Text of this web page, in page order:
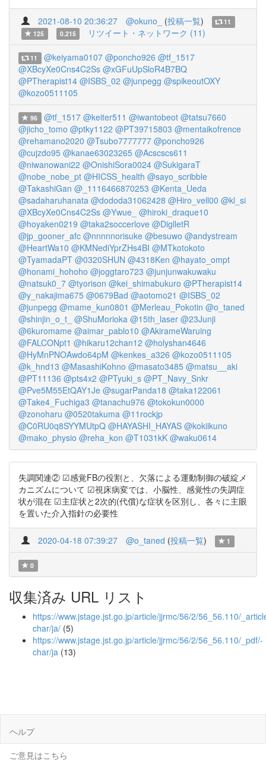
2021-08-10 20:36:27 @okuno_ (投稿一覧)
11
125
0.215 リツイート・ネットワーク (11)
11 @keiyama0107 @poncho926 @tf_1517
@XBcyXe0Cns4C2Ss @xGFuUpSloR4B7BQ
@PTherapist14 @ISBS_02 @junpegg @spikeoutOXY
@kozo0511105
96 @tf_1517 @keiter511 @iwantobeot @tatsu7660
@jicho_tomo @ptky1122 @PT39715803 @mentaikofrence
@rehamano2020 @Tsubo7777777 @poncho926
@cujzdo95 @kanae63023265 @Acscscs611
@niwanowani22 @OnishiSora0024 @SukigaraT
@nobe_nobe_pt @HICSS_health @sayo_scribble
@TakashiGan @_1116466870253 @Kenta_Ueda
@sadaharuhanata @dododa31062428 @Hiro_vell00 @kl_si
@XBcyXe0Cns4C2Ss @Ywue_ @hiroki_draque10
@hoyaken0219 @taka2soccerlove @DiglletR
@jp_gooner_afc @nnnnnorisuke @besuwo @andystream
@HeartWa10 @KMNediYprZHs4BI @MTkotokoto
@TyamadaPT @0320SHUN @4318Ken @hayato_ompt
@honami_hohoho @joggtaro723 @junjunwakuwaku
@natsuk0_7 @tyorison @kei_shimabukuro @PTherapist14
@y_nakajima675 @0679Bad @aotomo21 @ISBS_02
@junpegg @mame_kun0801 @Merleau_Pokotin @o_taned
@shinjin_o_t_ @ShuMorioka @15th_laser @23Junji
@6kuromame @aimar_pablo10 @AkirameWaruing
@FALCONpt1 @hikaru12chan12 @holyshan4646
@HyMnPNOAwdo64pM @kenkes_a326 @kozo0511105
@k_hnd13 @MasashiKohno @masato3485 @matsu__aki
@PT11136 @pts4x2 @PTyuki_s @PT_Navy_Snkr
@Pve5M55EtQAY1Je @sugarPanda18 @taka122061
@Take4_Fuchiga3 @tanachu976 @tokokun0000
@zonoharu @0520takuma @11rockjp
@C0RU0q8SYYMUtpQ @HAYASHI_HAYAS @kokiikuno
@mako_physio @reha_kon @T1031kK @waku0614
失調関連② ☑︎感覚FBの役割と、欠落による運動制御の破綻メ
カニズムについて ☑︎視床病変では、小脳性、感覚性の失調症
状が混在 ☑︎主症状と2次的(代償)な症状を区別し、各々に主眼
を置いた介入指針の必要性
2020-04-18 07:39:27 @o_taned (投稿一覧) 1
0
収集済み URL リスト
https://www.jstage.jst.go.jp/article/jjrmc/56/2/56_56.110/
char/ja/ (5)
https://www.jstage.jst.go.jp/article/jjrmc/56/2/56_56.110/_pdf/-
char/ja (13)
ヘルプ
ご意見はこちら